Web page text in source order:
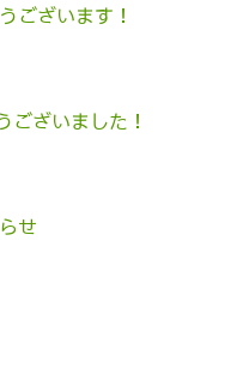
ございます！
ざいました！
せ